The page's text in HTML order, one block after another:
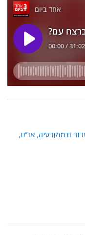
ודמוקרטיה, או"ם,